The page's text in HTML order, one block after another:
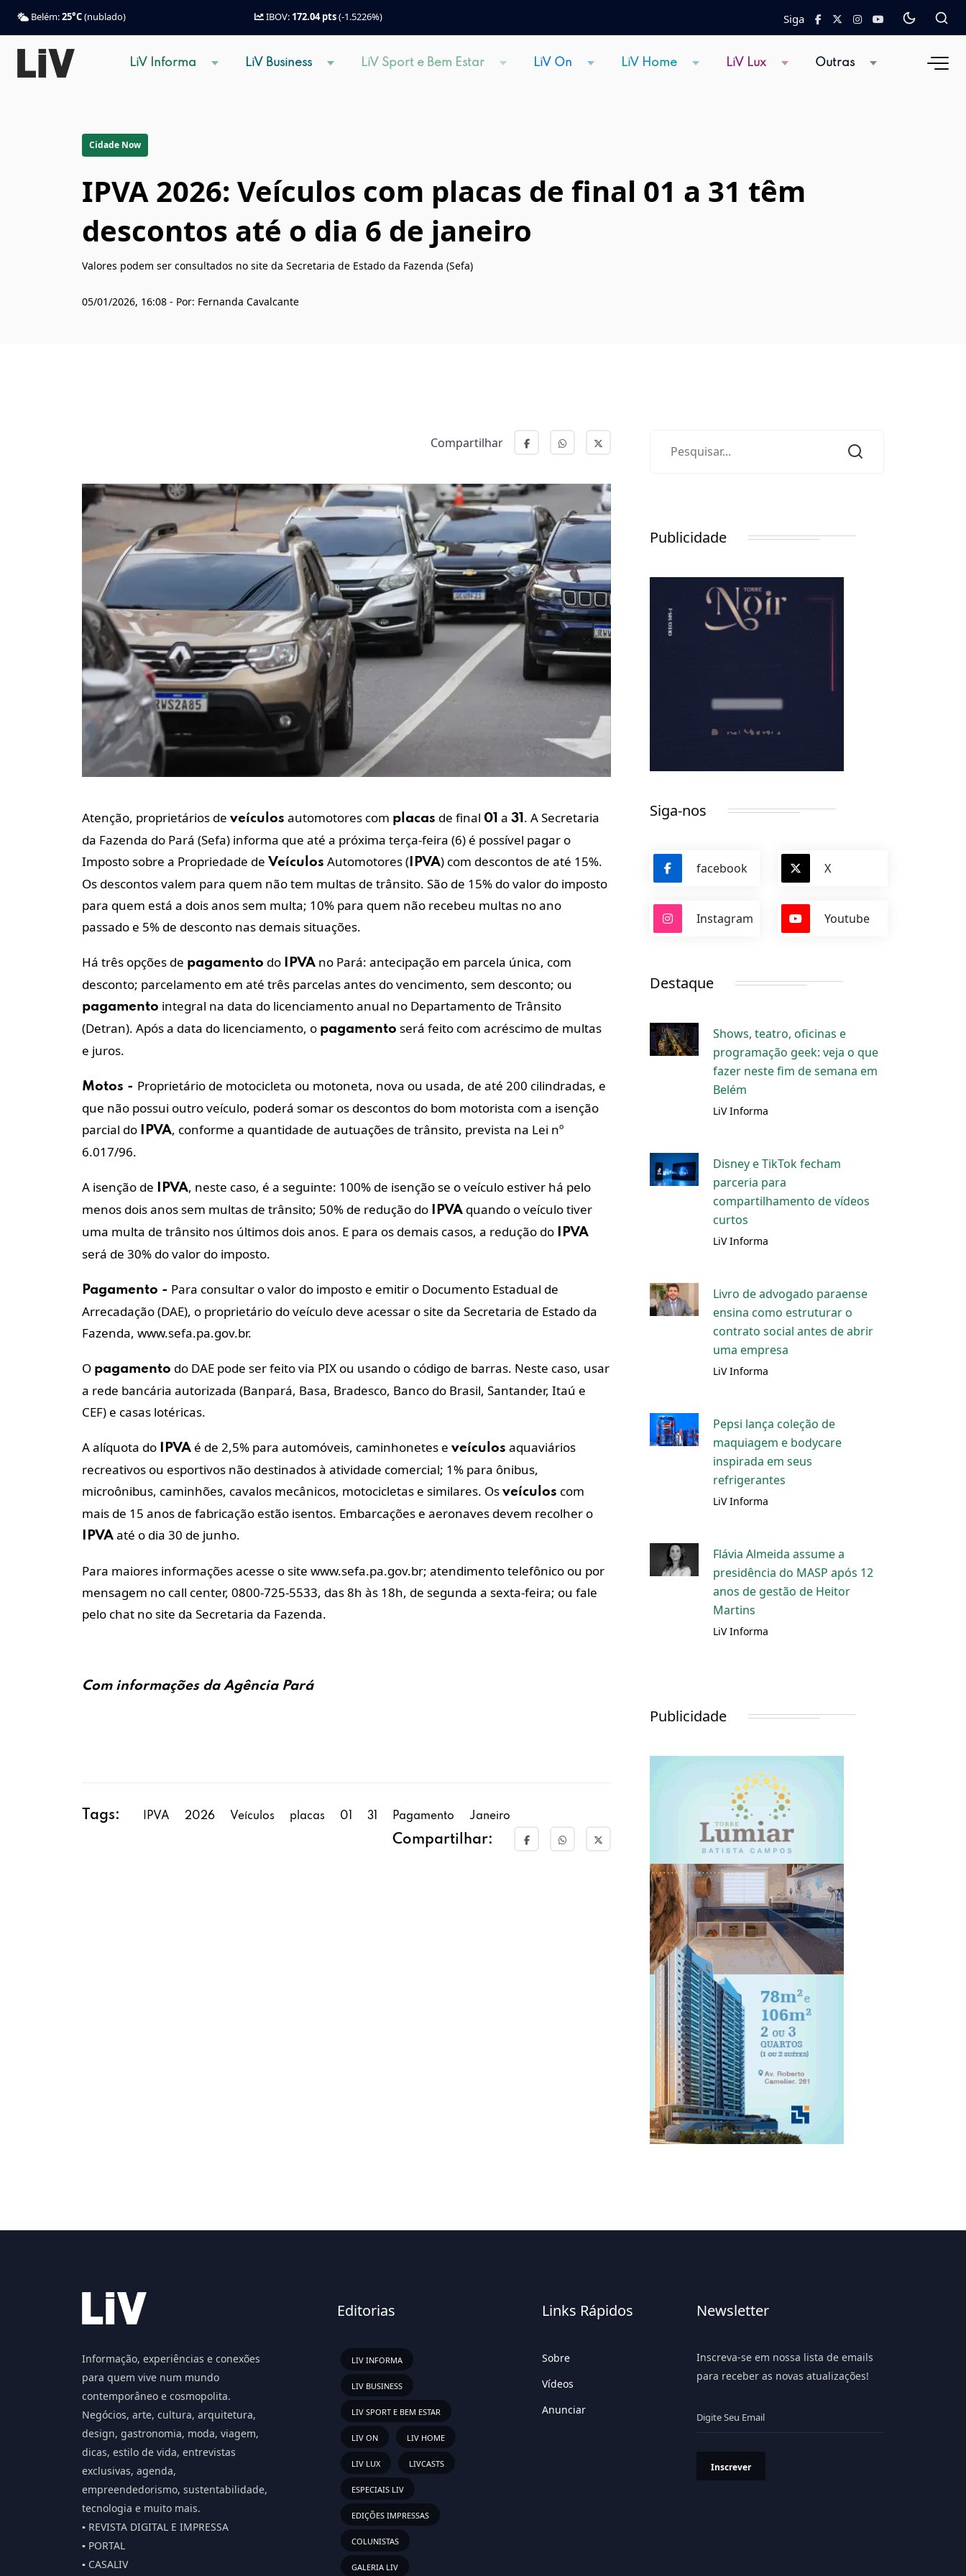
Belém:25°C(nublado) IBOV: 172.04 pts(-1.5226%) Siga
LiV Informa LiV Business LiV Sport e Bem Estar LiV On LiV Home LiV Lux Outras
Cidade Now
IPVA 2026: Veículos com placas de final 01 a 31 têm
descontos até o dia 6 de janeiro
Valores podem ser consultados no site da Secretaria de Estado da Fazenda (Sefa)
05/01/2026, 16:08 - Por: Fernanda Cavalcante
Compartilhar
Atenção, proprietários de veículos automotores com placas de final 01 a 31 . ASecretaria
da Fazenda do Pará (Sefa) informa que até a próxima terça-feira (6) é possível pagar o
Imposto sobre a Propriedade de Veículos Automotores ( IPVA) com descontos de até 15%.
Os descontos valem para quem não tem multas de trânsito. São de 15% do valor do imposto
para quem está a dois anos sem multa; 10% para quem não recebeu multas no ano
passado e 5% de desconto nas demais situações.
Há três opções de pagamento do IPVA no Pará: antecipação em parcela única, com
desconto; parcelamento em até três parcelas antes do vencimento, sem desconto; ou
pagamento integral na data do licenciamento anual no Departamento de Trânsito
(Detran). Após a data do licenciamento, o pagamento será feito com acréscimo de multas
e juros.
Motos - Proprietário de motocicleta ou motoneta, nova ou usada, de até 200 cilindradas, e
que não possui outro veículo, poderá somar os descontos do bom motorista com a isenção
parcial do
IPVA, conforme a quantidade de autuações de trânsito, prevista na Lei nº
6.017/96.
A isenção de IPVA, neste caso, é a seguinte: 100% de isenção se o veículo estiver há pelo
menos dois anos sem multas de trânsito; 50% de redução do
IPVA quando o veículo tiver
uma multa de trânsito nos últimos dois anos. E para os demais casos, a redução do
IPVA
será de 30% do valor do imposto.
Pagamento - Para consultar o valor do imposto e emitir o Documento Estadual de
Arrecadação (DAE), o proprietário do veículo deve acessar o site da Secretaria de Estado da
Fazenda, www.sefa.pa.gov.br.
O pagamento do DAE pode ser feito via PIX ou usando o código de barras. Neste caso, usar
a rede bancária autorizada (Banpará, Basa, Bradesco, Banco do Brasil, Santander, Itaú e
CEF) e casas lotéricas.
A alíquota do IPVA é de 2,5% para automóveis, caminhonetes e veículos aquaviários
recreativos ou esportivos não destinados à atividade comercial; 1% para ônibus,
microônibus, caminhões, cavalos mecânicos, motocicletas e similares. Os veículos com
mais de 15 anos de fabricação estão isentos. Embarcações e aeronaves devem recolher o
IPVA até o dia 30 de junho.
Para maiores informações acesse o site www.sefa.pa.gov.br; atendimento telefônico ou por
mensagem no call center, 0800-725-5533, das 8h às 18h, de segunda a sexta-feira; ou fale
pelo chat no site da Secretaria da Fazenda.
Com informações da Agência Pará
Tags: IPVA 2026 Veículos placas 01 31 Pagamento Janeiro
Compartilhar:
Publicidade
Siga-nos
facebook X
Instagram Youtube
Destaque
Shows, teatro, oficinas e
programação geek: veja o que
fazer neste fim de semana em
Belém
LiV Informa
Disney e TikTok fecham
parceria para
compartilhamento de vídeos
curtos
LiV Informa
Livro de advogado paraense
ensina como estruturar o
contrato social antes de abrir
uma empresa
LiV Informa
Pepsi lança coleção de
maquiagem e bodycare
inspirada em seus
refrigerantes
LiV Informa
Flávia Almeida assume a
presidência do MASP após 12
anos de gestão de Heitor
Martins
LiV Informa
Publicidade
Informação, experiências e conexões
para quem vive num mundo
contemporâneo e cosmopolita.
Negócios, arte, cultura, arquitetura,
design, gastronomia, moda, viagem,
dicas, estilo de vida, entrevistas
exclusivas, agenda,
empreendedorismo, sustentabilidade,
tecnologia e muito mais.
▪️ REVISTA DIGITAL E IMPRESSA
▪️ PORTAL
▪️ CASALIV
Editorias
LIV INFORMA
LIV BUSINESS
LIV SPORT E BEM ESTAR
LIV ON LIV HOME
LIV LUX LIVCASTS
ESPECIAIS LIV
EDIÇÕES IMPRESSAS
COLUNISTAS
GALERIA LIV
Links Rápidos
Sobre
Vídeos
Anunciar
Newsletter
Inscreva-se em nossa lista de emails
para receber as novas atualizações!
Inscrever